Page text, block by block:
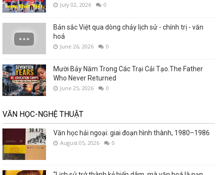
July 02, 2026 0
Bản sắc Việt qua dòng chảy lịch sử - chính trị - văn
hoá
June 26, 2026 0
Mười Bảy Năm Trong Các Trại Cải Tạo.The Father
Who Never Returned
June 25, 2026 0
VĂN HỌC-NGHỆ THUẬT
Văn học hải ngoại: giai đoạn hình thành, 1980–1986
August 05, 2026 0